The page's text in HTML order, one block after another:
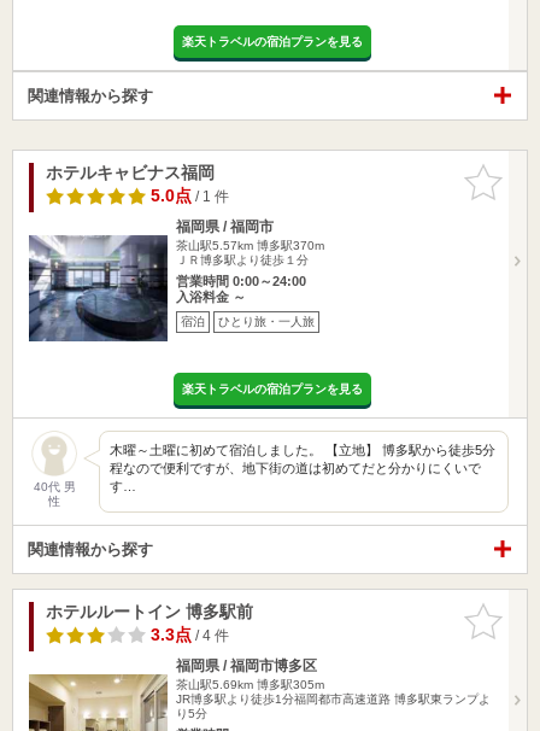
楽天トラベルの宿泊プランを見る
関連情報から探す
お気に入
りに追加
ホテルキャビナス福岡
5.0点/ 1 件
福岡県 / 福岡市
茶山駅5.57km 博多駅370m
ＪＲ博多駅より徒歩１分
営業時間 0:00～24:00
入浴料金 ～
宿泊 ひとり旅・一人旅
楽天トラベルの宿泊プランを見る
40代 男
性
木曜～土曜に初めて宿泊しました。 【立地】 博多駅から徒歩5分
程なので便利ですが、地下街の道は初めてだと分かりにくいで
す…
関連情報から探す
お気に入
りに追加
ホテルルートイン 博多駅前
3.3点/ 4 件
福岡県 / 福岡市博多区
茶山駅5.69km 博多駅305m
JR博多駅より徒歩1分福岡都市高速道路 博多駅東ランプよ
り5分